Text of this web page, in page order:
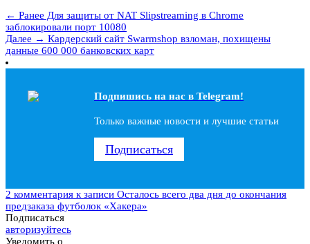
← Ранее Для защиты от NAT Slipstreaming в Chrome
заблокировали порт 10080
Далее → Кардерский сайт Swarmshop взломан, похищены
данные 600 000 банковских карт
Подпишись на наc в Telegram!
Только важные новости и лучшие статьи
Подписаться
2 комментария к записи Осталось всего два дня до окончания
предзаказа футболок «Хакера»
Подписаться
авторизуйтесь
Уведомить о